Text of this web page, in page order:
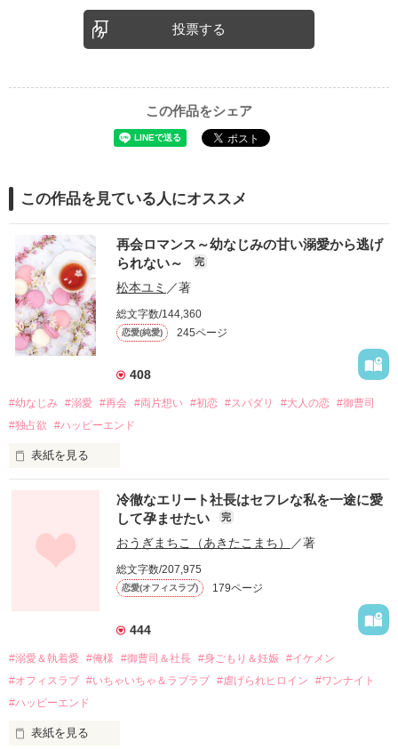
投票する
この作品をシェア
この作品を見ている人にオススメ
再会ロマンス～幼なじみの甘い溺愛から逃げ
られない～
完
松本ユミ ／著
総文字数/144,360
恋愛(純愛) 245ページ
408
#幼なじみ #溺愛 #再会 #両片想い #初恋 #スパダリ #大人の恋 #御曹司
#独占欲
#ハッピーエンド
表紙を見る
幼なじみの哲平に淡い恋心を抱いていた美桜。
しかし、ある出来事をきっかけに二人の関係は壊れてしまう。
関係修復もできないまま、美桜は両親の離婚によって
引っ越すことになり、哲平とも離れ離れになった。
それから約十二年後。
過去の傷から、二度と会いたくないと思っていた哲平に
運命のような再会を果たす。
酔った勢いで一夜を共にしてしまった。
さらに、美桜が初めてだと知った哲平は
冷徹なエリート社長はセフレな私を一途に愛
して孕ませたい
完
おうぎまちこ（あきたこまち） ／著
総文字数/207,975
恋愛(オフィスラブ) 179ページ
444
#溺愛＆執着愛 #俺様 #御曹司＆社長 #身ごもり＆妊娠 #イケメン
#オフィスラブ #いちゃいちゃ＆ラブラブ #虐げられヒロイン
#ワンナイト
#ハッピーエンド
表紙を見る